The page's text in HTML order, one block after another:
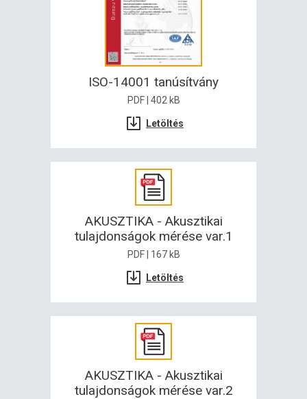
ISO-14001 tanúsítvány
PDF | 402 kB
Letöltés
AKUSZTIKA - Akusztikai
tulajdonságok mérése var.1
PDF | 167 kB
Letöltés
AKUSZTIKA - Akusztikai
tulajdonságok mérése var.2